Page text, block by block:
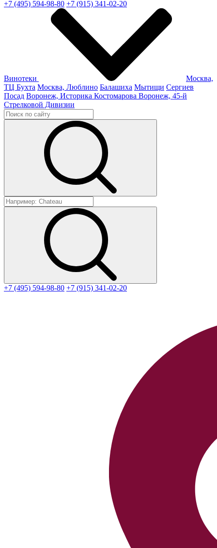
+7 (495) 594-98-80 +7 (915) 341-02-20
Винотеки
Москва,
ТЦ Бухта Москва, Люблино Балашиха Мытищи Сергиев
Посад Воронеж, Историка Костомарова Воронеж, 45-й
Стрелковой Дивизии
+7 (495) 594-98-80 +7 (915) 341-02-20